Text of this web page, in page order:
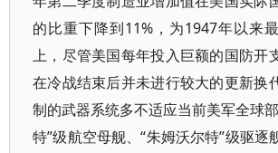
的比重下降到11%，为1947年以来
上，尽管美国每年投入巨额的国防开
在冷战结束后并未进行较大的更新换
制的武器系统多不适应当前美军全球
特”级航空母舰、“朱姆沃尔特”级驱逐